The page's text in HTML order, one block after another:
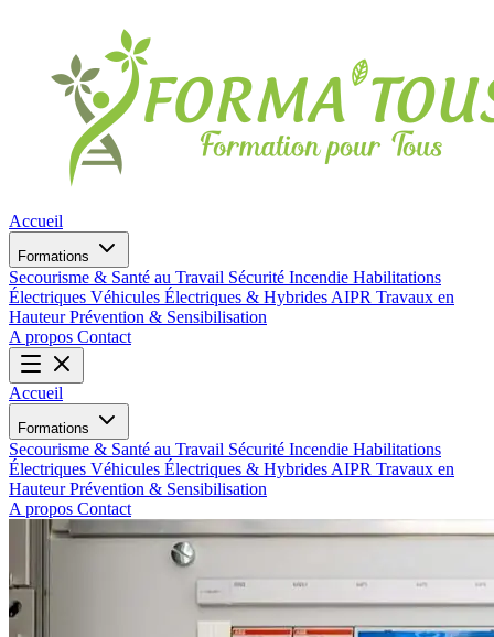
Accueil
Formations
Secourisme & Santé au Travail Sécurité Incendie Habilitations
Électriques Véhicules Électriques & Hybrides AIPR Travaux en
HauteurPrévention & Sensibilisation
A propos Contact
Accueil
Formations
Secourisme & Santé au Travail Sécurité Incendie Habilitations
Électriques Véhicules Électriques & Hybrides AIPR Travaux en
HauteurPrévention & Sensibilisation
A propos Contact